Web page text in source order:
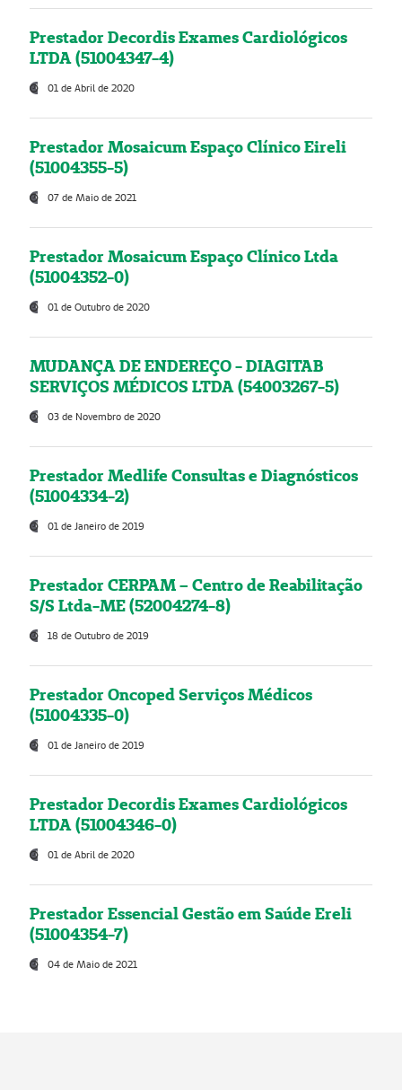
Prestador Decordis Exames Cardiológicos
LTDA (51004347-4)
01 de Abril de 2020
Prestador Mosaicum Espaço Clínico Eireli
(51004355-5)
07 de Maio de 2021
Prestador Mosaicum Espaço Clínico Ltda
(51004352-0)
01 de Outubro de 2020
MUDANÇA DE ENDEREÇO - DIAGITAB
SERVIÇOS MÉDICOS LTDA (54003267-5)
03 de Novembro de 2020
Prestador Medlife Consultas e Diagnósticos
(51004334-2)
01 de Janeiro de 2019
Prestador CERPAM – Centro de Reabilitação
S/S Ltda-ME (52004274-8)
18 de Outubro de 2019
Prestador Oncoped Serviços Médicos
(51004335-0)
01 de Janeiro de 2019
Prestador Decordis Exames Cardiológicos
LTDA (51004346-0)
01 de Abril de 2020
Prestador Essencial Gestão em Saúde Ereli
(51004354-7)
04 de Maio de 2021